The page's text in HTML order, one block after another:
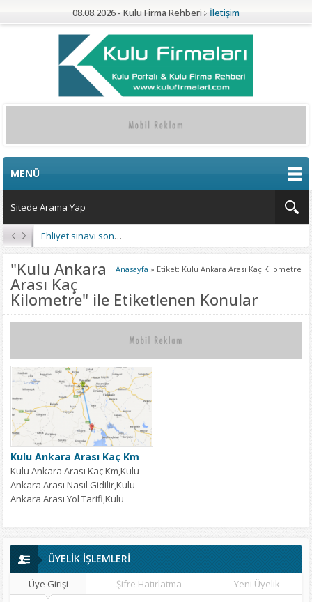
08.08.2026 - Kulu Firma Rehberi İletişim
MENÜ
Ehliyet sınavı sonuçları açıklandı
Anasayfa » Etiket: Kulu Ankara Arası Kaç Kilometre
"Kulu Ankara
Arası Kaç
Kilometre" ile Etiketlenen Konular
Kulu Ankara Arası Kaç Km
Kulu Ankara Arası Kaç Km,Kulu
Ankara Arası Nasıl Gidilir,Kulu
Ankara Arası Yol Tarifi,Kulu
Ankara Arası...
ÜYELİK İŞLEMLERİ
Üye Girişi Şifre Hatırlatma Yeni Üyelik